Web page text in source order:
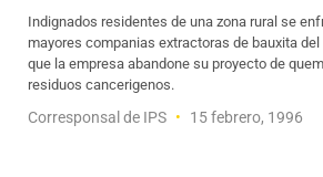
Indignados residentes de una zona rural se
mayores companias extractoras de bauxita
que la empresa abandone su proyecto de
residuos cancerigenos.
Corresponsal de IPS 15 febrero, 1996